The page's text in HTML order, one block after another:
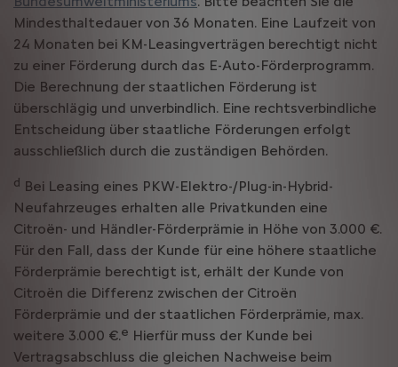
Mindesthaltedauer von 36 Monaten. Eine Laufzeit von
24 Monaten bei KM-Leasingverträgen berechtigt nicht
zu einer Förderung durch das E-Auto-Förderprogramm.
Die Berechnung der staatlichen Förderung ist
überschlägig und unverbindlich. Eine rechtsverbindliche
Entscheidung über staatliche Förderungen erfolgt
ausschließlich durch die zuständigen Behörden.
d Bei Leasing eines PKW-Elektro-/Plug-in-Hybrid-
Neufahrzeuges erhalten alle Privatkunden eine
Citroën- und Händler-Förderprämie in Höhe von 3.000 €.
Für den Fall, dass der Kunde für eine höhere staatliche
Förderprämie berechtigt ist, erhält der Kunde von
Citroën die Differenz zwischen der Citroën
Förderprämie und der staatlichen Förderprämie, max.
weitere 3.000 €.e Hierfür muss der Kunde bei
Vertragsabschluss die gleichen Nachweise beim